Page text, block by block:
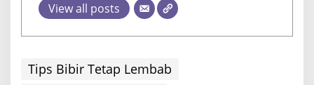
View all posts
Tips Bibir Tetap Lembab